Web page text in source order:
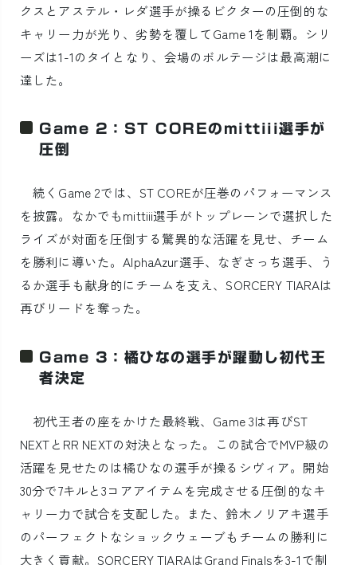
クスとアステル・レダ選手が操るビクターの圧倒的な
キャリー力が光り、劣勢を覆してGame 1を制覇。シリ
ーズは1-1のタイとなり、会場のボルテージは最高潮に
達した。
Game 2：ST COREのmittiii選手が
圧倒
続くGame 2では、ST COREが圧巻のパフォーマンス
を披露。なかでもmittiii選手がトップレーンで選択した
ライズが対面を圧倒する驚異的な活躍を見せ、チーム
を勝利に導いた。AlphaAzur選手、なぎさっち選手、う
るか選手も献身的にチームを支え、SORCERY TIARAは
再びリードを奪った。
Game 3：橘ひなの選手が躍動し初代王
者決定
初代王者の座をかけた最終戦、Game 3は再びST
NEXTとRR NEXTの対決となった。この試合でMVP級の
活躍を見せたのは橘ひなの選手が操るシヴィア。開始
30分で7キルと3コアアイテムを完成させる圧倒的なキ
ャリー力で試合を支配した。また、鈴木ノリアキ選手
のパーフェクトなショックウェーブもチームの勝利に
大きく貢献。SORCERY TIARAはGrand Finalsを3-1で制